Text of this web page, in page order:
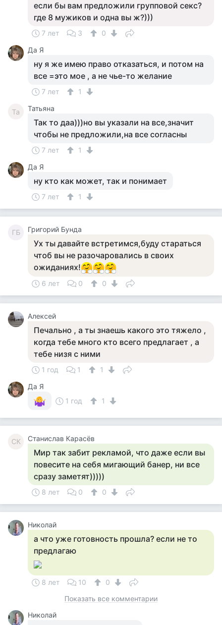
если бы вам предложили групповой секс?
где 8 мужиков и одна вы ж?)))
7 лет 3
0
Да Я
ну я же имею право отказаться, и потом на
все =это мое , а не чье-то желание
7 лет 1
Та Татьяна
Так то даа)))но вы указали на все,значит
чтобы не предложили,на все согласны
7 лет
1
Да Я
ну кто как может, так и понимает
7 лет 1
ГБ Григорий Бунда
Ух ты давайте встретимся,буду стараться
чтоб вы не разочаровались в своих
ожиданиях!
6 лет 0 0
Алексей
Печально , а ты знаешь какого это тяжело ,
когда тебе много кто всего предлагает , а
тебе низя с ними
1 год 1
1
Да Я
1 год
1
СК Станислав Карасёв
Мир так забит рекламой, что даже если вы
повесите на себя мигающий банер, ни все
сразу заметят)))))
8 лет 0 0
Николай
а что уже готовность прошла? если не то
предлагаю
8 лет 10
0
Показать все комментарии
Николай